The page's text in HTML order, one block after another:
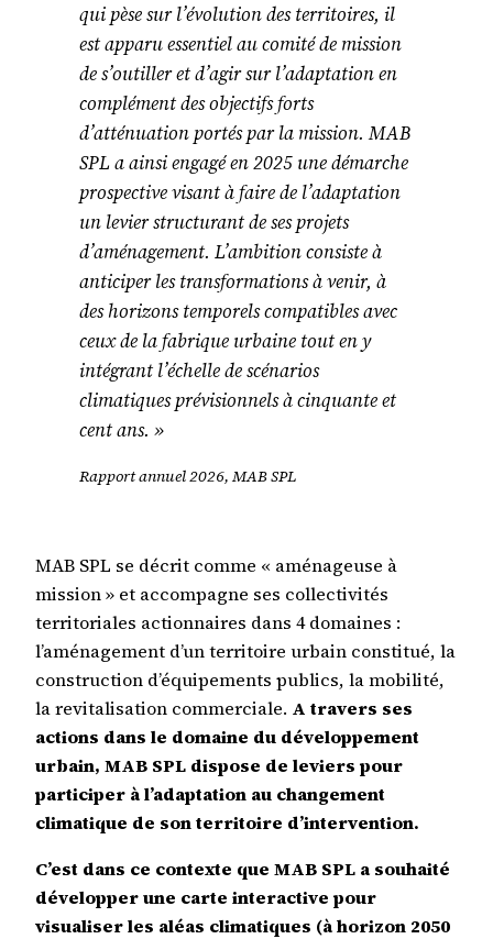
qui pèse sur l’évolution des territoires, il
est apparu essentiel au comité de mission
de s’outiller et d’agir sur l’adaptation en
complément des objectifs forts
d’atténuation portés par la mission. MAB
SPL a ainsi engagé en 2025 une démarche
prospective visant à faire de l’adaptation
un levier structurant de ses projets
d’aménagement. L’ambition consiste à
anticiper les transformations à venir, à
des horizons temporels compatibles avec
ceux de la fabrique urbaine tout en y
intégrant l’échelle de scénarios
climatiques prévisionnels à cinquante et
cent ans. »
Rapport annuel 2026, MAB SPL
MAB SPL se décrit comme « aménageuse à
mission » et accompagne ses collectivités
territoriales actionnaires dans 4 domaines :
l’aménagement d’un territoire urbain constitué, la
construction d’équipements publics, la mobilité,
la revitalisation commerciale. A travers ses
actions dans le domaine du développement
urbain, MAB SPL dispose de leviers pour
participer à l’adaptation au changement
climatique de son territoire d’intervention.
C’est dans ce contexte que MAB SPL a souhaité
développer une carte interactive pour
visualiser les aléas climatiques (à horizon 2050